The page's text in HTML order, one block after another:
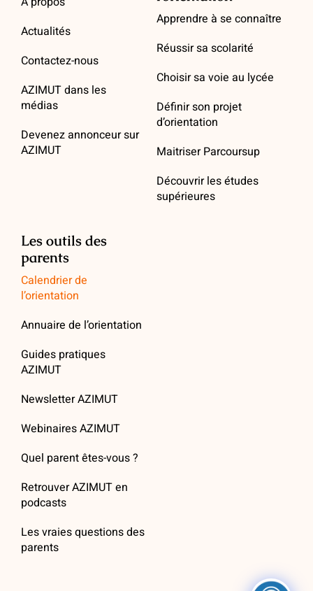
Actualités
Contactez-nous
AZIMUT dans les
médias
Devenez annonceur sur
AZIMUT
Apprendre à se connaître
Réussir sa scolarité
Choisir sa voie au lycée
Définir son projet
d’orientation
Maitriser Parcoursup
Découvrir les études
supérieures
Les outils des
parents
Calendrier de
l’orientation
Annuaire de l’orientation
Guides pratiques
AZIMUT
Newsletter AZIMUT
Webinaires AZIMUT
Quel parent êtes-vous ?
Retrouver AZIMUT en
podcasts
Les vraies questions des
parents